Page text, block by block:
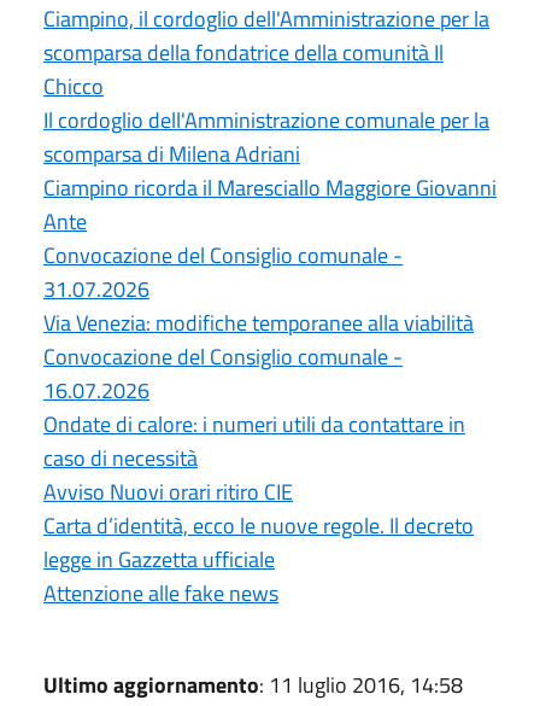
Ciampino, il cordoglio dell'Amministrazione per la
scomparsa della fondatrice della comunità Il
Chicco
Il cordoglio dell'Amministrazione comunale per la
scomparsa di Milena Adriani
Ciampino ricorda il Maresciallo Maggiore Giovanni
Ante
Convocazione del Consiglio comunale -
31.07.2026
Via Venezia: modifiche temporanee alla viabilità
Convocazione del Consiglio comunale -
16.07.2026
Ondate di calore: i numeri utili da contattare in
caso di necessità
Avviso Nuovi orari ritiro CIE
Carta d’identità, ecco le nuove regole. Il decreto
legge in Gazzetta ufficiale
Attenzione alle fake news
Ultimo aggiornamento: 11 luglio 2016, 14:58